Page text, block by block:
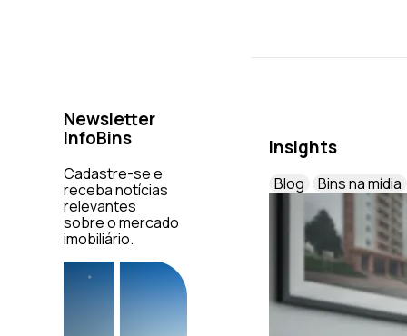
Newsletter
InfoBins
Cadastre-se e
receba notícias
relevantes
sobre o mercado
imobiliário.
Insights
Blog Bins na mídia